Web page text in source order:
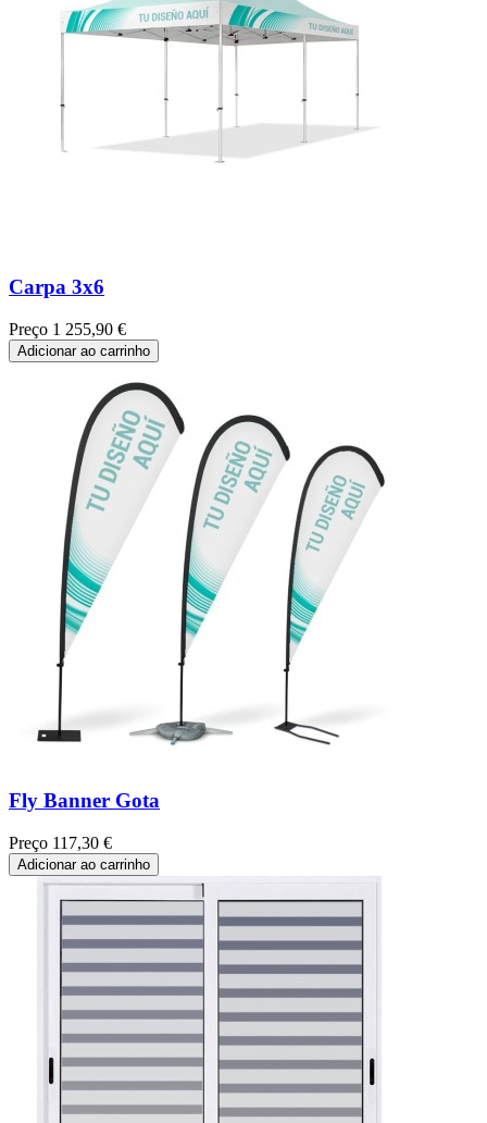
Carpa 3x6
Preço 1 255,90 €
Adicionar ao carrinho
Fly Banner Gota
Preço 117,30 €
Adicionar ao carrinho